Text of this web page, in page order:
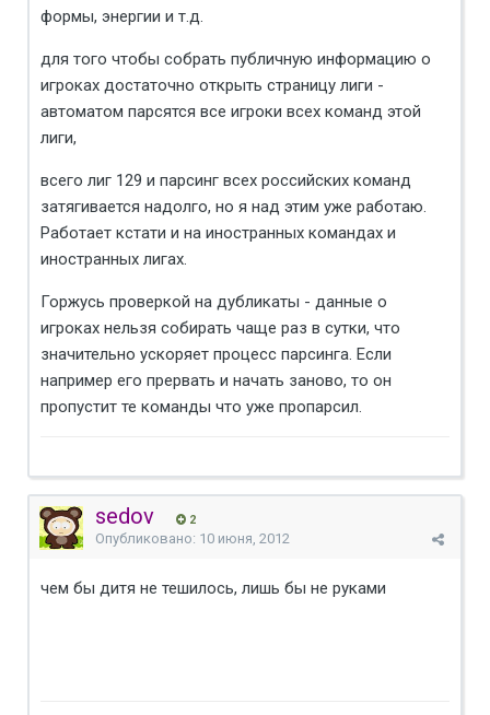
формы, энергии и т.д.
для того чтобы собрать публичную информацию о
игроках достаточно открыть страницу лиги -
автоматом парсятся все игроки всех команд этой
лиги,
всего лиг 129 и парсинг всех российских команд
затягивается надолго, но я над этим уже работаю.
Работает кстати и на иностранных командах и
иностранных лигах.
Горжусь проверкой на дубликаты - данные о
игроках нельзя собирать чаще раз в сутки, что
значительно ускоряет процесс парсинга. Если
например его прервать и начать заново, то он
пропустит те команды что уже пропарсил.
sedov 2
Опубликовано: 10 июня, 2012
чем бы дитя не тешилось, лишь бы не руками